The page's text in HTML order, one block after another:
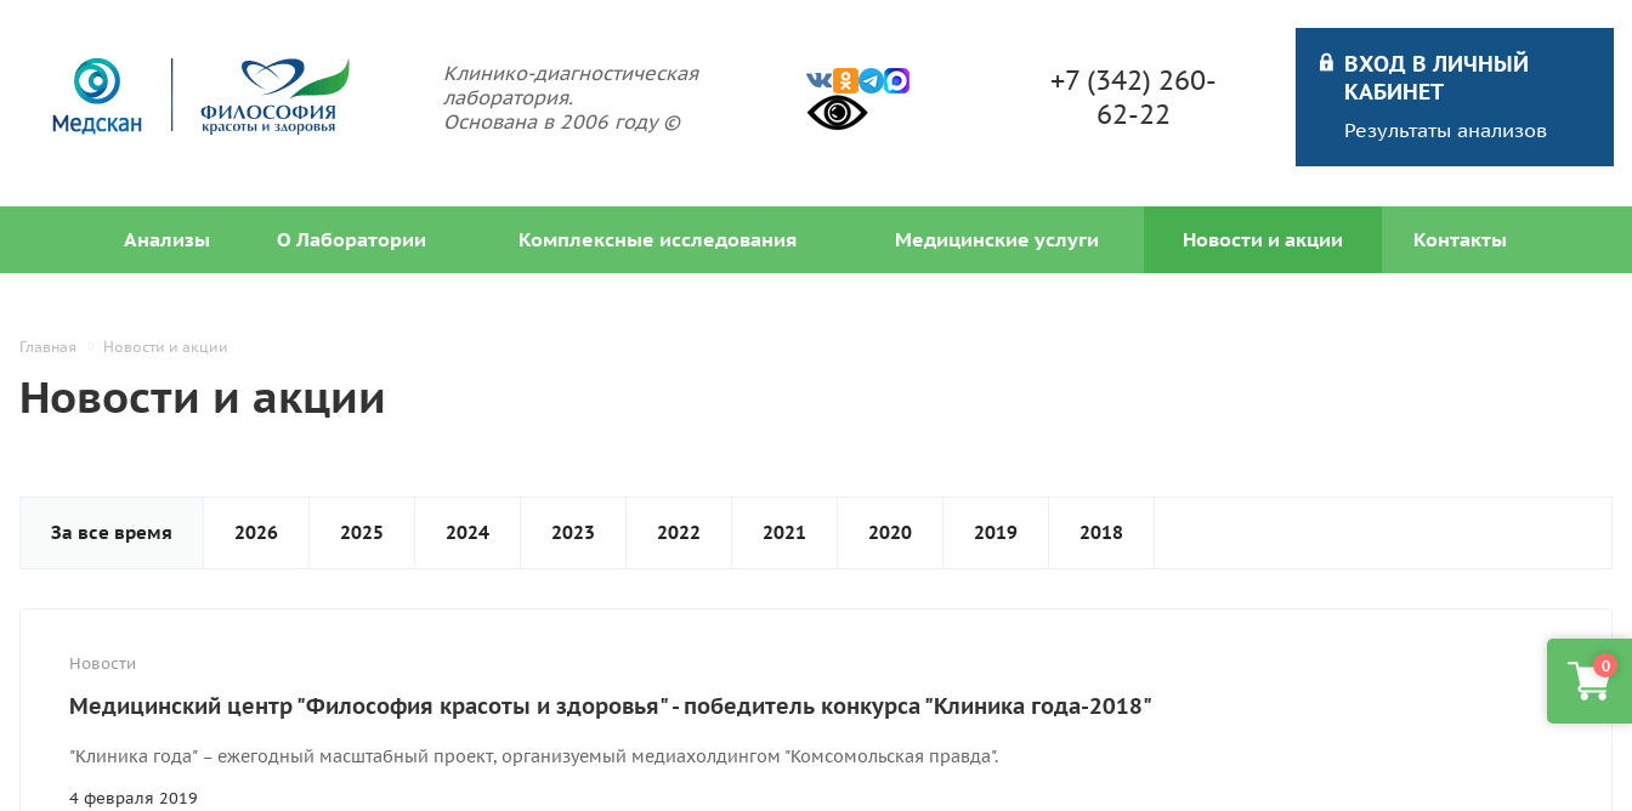
Клинико-диагностическая
лаборатория.
Основана в 2006 году ©
+7 (342) 260-
62-22
ВХОД В ЛИЧНЫЙ
КАБИНЕТ
Результаты анализов
Анализы О Лаборатории Комплексные исследования Медицинские услуги Новости и акции Контакты
0
Главная Новости и акции
Новости и акции
За все время 2026 2025 2024 2023 2022 2021 2020 2019 2018
Новости
Медицинский центр "Философия красоты и здоровья" - победитель конкурса "Клиника года-2018"
"Клиника года" – ежегодный масштабный проект, организуемый медиахолдингом "Комсомольская правда".
4 февраля 2019